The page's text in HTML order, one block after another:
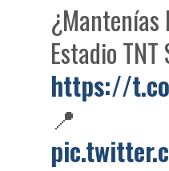
¿Mantenías
Estadio
https://
📍